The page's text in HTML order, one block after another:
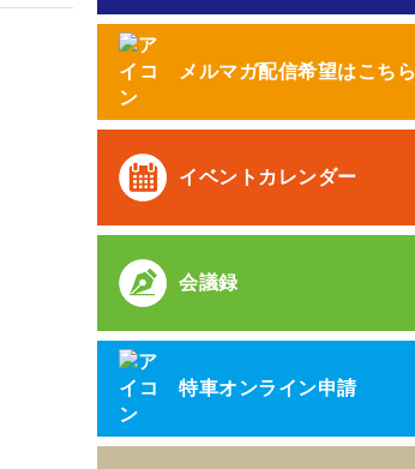
メルマガ配信希望はこちら
イベントカレンダー
会議録
特車オンライン申請